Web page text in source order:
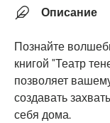
Описание
Познайте
книгой "Театр
позволяет
создавать
себя дома.